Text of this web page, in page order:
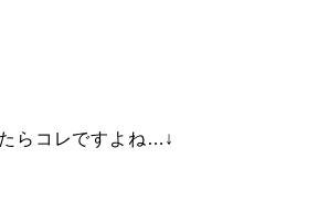
らコレですよね…↓